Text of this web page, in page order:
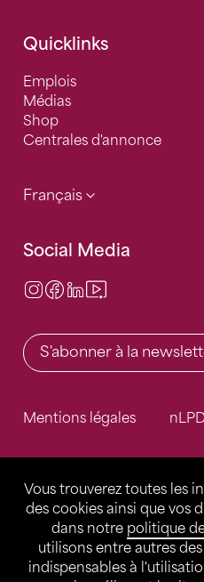
Vous trouverez toutes les
des cookies ainsi que vos
dans notre politique
utilisons entre autres
indispensables à
Quicklinks
Emplois
Médias
Shop
Centrales d'annonce
Français
Social Media
Instagram
Facebook
LinkedIn
S'abonner à la
Mentions légales